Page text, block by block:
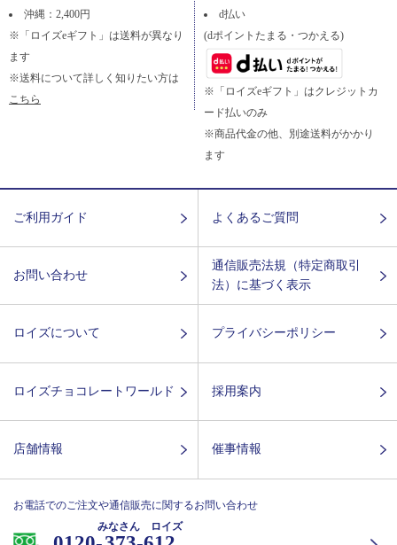
沖縄：2,400円
※「ロイズeギフト」は送料が異なり
ます
※送料について詳しく知りたい方は
こちら
d払い
(dポイントたまる・つかえる)
※「ロイズeギフト」はクレジットカ
ード払いのみ
※商品代金の他、別途送料がかかり
ます
ご利用ガイド よくあるご質問
お問い合わせ
通信販売法規（特定商取引
法）に基づく表示
ロイズについて プライバシーポリシー
ロイズチョコレートワールド 採用案内
店舗情報 催事情報
お電話でのご注文や通信販売に関するお問い合わせ
みなさん ロイズ